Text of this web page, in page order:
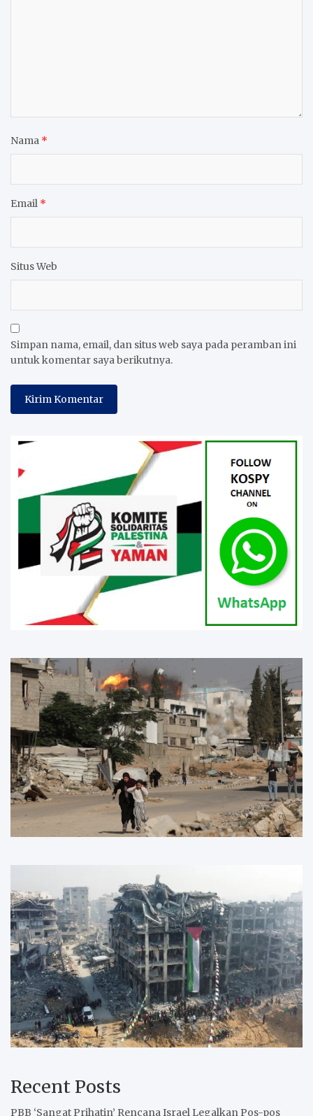
Nama *
Email *
Situs Web
Simpan nama, email, dan situs web saya pada peramban ini
untuk komentar saya berikutnya.
Recent Posts
PBB ‘Sangat Prihatin’ Rencana Israel Legalkan Pos-pos